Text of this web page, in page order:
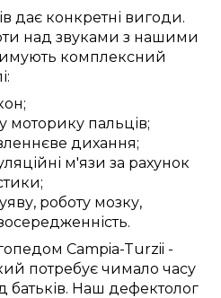
дає конкретні вигоди.
над звуками з нашими
комплексний
;
моторику пальців;
дихання;
м'язи за рахунок
уяву, роботу мозку,
.
Campia-Turzii -
потребує чимало часу
батьків. Наш дефектолог